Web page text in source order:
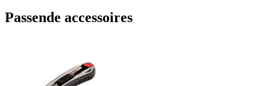
Passende accessoires